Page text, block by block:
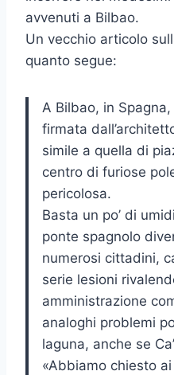
avvenuti a Bilbao.
Un vecchio articolo
quanto segue:
A Bilbao, in
firmata
simile a quella di
centro di furiose
pericolosa.
Basta un po’ di
ponte spagnolo
numerosi cittadini,
serie lesioni
amministrazione
analoghi problemi
laguna, anche se
«Abbiamo chiesto